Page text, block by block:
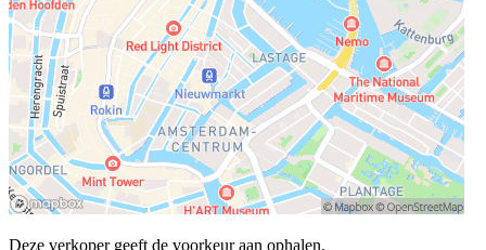
Deze verkoper geeft de voorkeur aan ophalen.